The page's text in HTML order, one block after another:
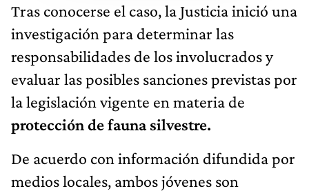
Tras conocerse el caso, la Justicia inició una
investigación para determinar las
responsabilidades de los involucrados y
evaluar las posibles sanciones previstas por
la legislación vigente en materia de
protección de fauna silvestre.
De acuerdo con información difundida por
medios locales, ambos jóvenes son